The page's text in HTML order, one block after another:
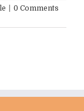
0 Comments